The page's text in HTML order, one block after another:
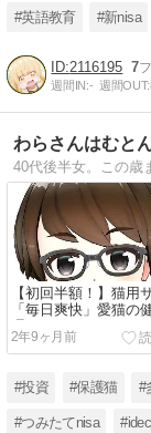
#英語教育 #新nisa
2116195 7
週間IN:- 週間OUT:
わらさんはむと
【初回半額！】猫用
「毎日爽快」愛猫の
理に！
2年9ヶ月前
#投資 #保護猫 #
#つみたてnisa